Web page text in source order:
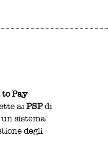
to Pay
aiPSPdi
sistema
degli